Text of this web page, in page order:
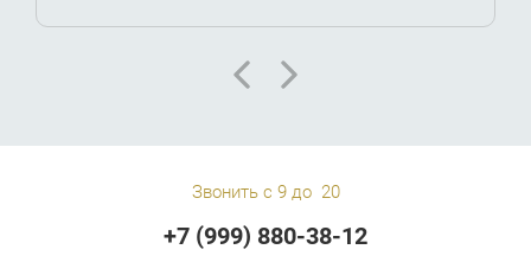
Звонить с 9 до 20
+7 (999) 880-38-12